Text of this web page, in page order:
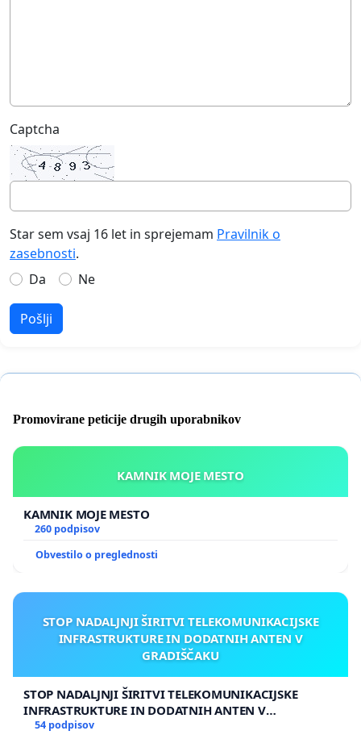
Captcha
Star sem vsaj 16 let in sprejemam Pravilnik o
zasebnosti.
Da
Ne
Pošlji
Promovirane peticije drugih uporabnikov
KAMNIK MOJE MESTO
KAMNIK MOJE MESTO
260 podpisov
Obvestilo o preglednosti
STOP NADALJNJI ŠIRITVI TELEKOMUNIKACIJSKE
INFRASTRUKTURE IN DODATNIH ANTEN V
GRADIŠČAKU
STOP NADALJNJI ŠIRITVI TELEKOMUNIKACIJSKE
INFRASTRUKTURE IN DODATNIH ANTEN V
GRADIŠČAKU
54 podpisov